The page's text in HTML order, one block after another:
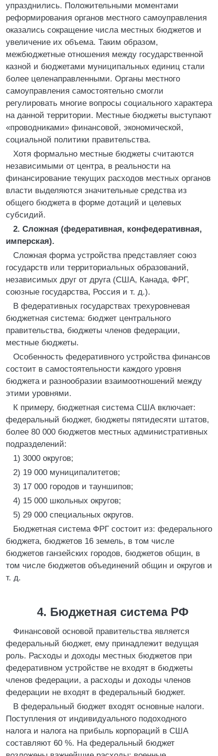
упразднились. Положительными моментами
реформирования органов местного самоуправления
оказались сокращение числа местных бюджетов и
увеличение их объема. Таким образом,
межбюджетные отношения между государственной
казной и бюджетами муниципальных единиц стали
более целенаправленными. Органы местного
самоуправления самостоятельно смогли
регулировать многие вопросы социального характера
на данной территории. Местные бюджеты выступают
«проводниками» финансовой, экономической,
социальной политики правительства.
Хотя формально местные бюджеты считаются
независимыми от центра, в реальности на
финансирование текущих расходов местных органов
власти выделяются значительные средства из
общего бюджета в форме дотаций и целевых
субсидий.
2. Сложная (федеративная, конфедеративная,
имперская).
Сложная форма устройства представляет союз
государств или территориальных образований,
независимых друг от друга (США, Канада, ФРГ,
союзные государства, Россия и т. д.).
В федеративных государствах трехуровневая
бюджетная система: бюджет центрального
правительства, бюджеты членов федерации,
местные бюджеты.
Особенность федеративного устройства финансов
состоит в самостоятельности каждого уровня
бюджета и разнообразии взаимоотношений между
этими уровнями.
К примеру, бюджетная система США включает:
федеральный бюджет, бюджеты пятидесяти штатов,
более 80 000 бюджетов местных административных
подразделений:
1) 3000 округов;
2) 19 000 муниципалитетов;
3) 17 000 городов и тауншипов;
4) 15 000 школьных округов;
5) 29 000 специальных округов.
Бюджетная система ФРГ состоит из: федерального
бюджета, бюджетов 16 земель, в том числе
бюджетов ганзейских городов, бюджетов общин, в
том числе бюджетов объединений общин и округов и
т. д.
4. Бюджетная система РФ
Финансовой основой правительства является
федеральный бюджет, ему принадлежит ведущая
роль. Расходы и доходы местных бюджетов при
федеративном устройстве не входят в бюджеты
членов федерации, а расходы и доходы членов
федерации не входят в федеральный бюджет.
В федеральный бюджет входят основные налоги.
Поступления от индивидуального подоходного
налога и налога на прибыль корпораций в США
составляют 60 %. На федеральный бюджет